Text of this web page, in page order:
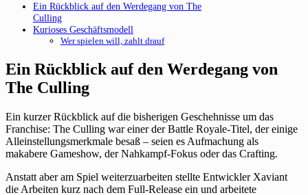
Ein Rückblick auf den Werdegang von The
Culling
Kurioses Geschäftsmodell
Wer spielen will, zahlt drauf
Ein Rückblick auf den Werdegang von
The Culling
Ein kurzer Rückblick auf die bisherigen Geschehnisse um das
Franchise: The Culling war einer der Battle Royale-Titel, der einige
Alleinstellungsmerkmale besaß – seien es Aufmachung als
makabere Gameshow, der Nahkampf-Fokus oder das Crafting.
Anstatt aber am Spiel weiterzuarbeiten stellte Entwickler Xaviant
die Arbeiten kurz nach dem Full-Release ein und arbeitete